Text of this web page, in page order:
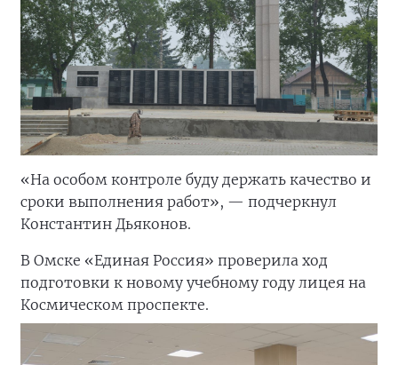
«На особом контроле буду держать качество и
сроки выполнения работ», — подчеркнул
Константин Дьяконов.
В Омске «Единая Россия» проверила ход
подготовки к новому учебному году лицея на
Космическом проспекте.